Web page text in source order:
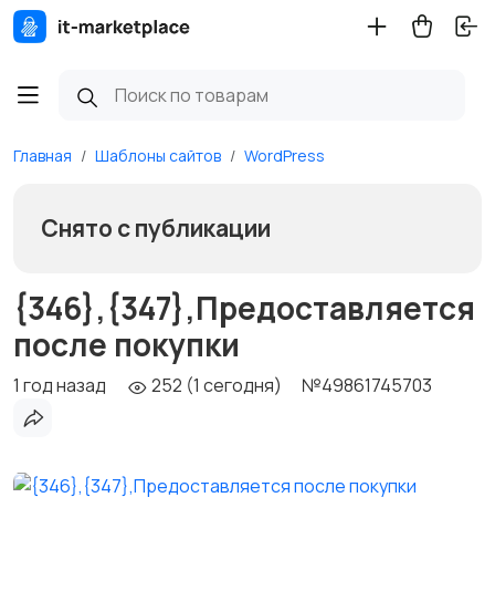
Главная Шаблоны сайтов WordPress
Снято с публикации
{346},{347},Предоставляется
после покупки
1 год назад 252 (1 сегодня) №49861745703